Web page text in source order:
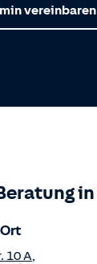
vereinbaren
in
10 A,